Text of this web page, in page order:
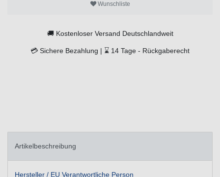
Wunschliste
🚚 Kostenloser Versand Deutschlandweit
💳 Sichere Bezahlung | ⌛ 14 Tage - Rückgaberecht
Artikelbeschreibung
Hersteller / EU Verantwortliche Person